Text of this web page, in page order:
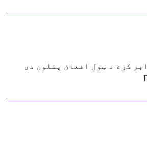
کړه د ټول افغان پتلون دی